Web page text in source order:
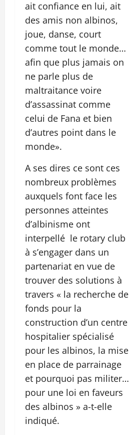
ait confiance en lui, ait
des amis non albinos,
joue, danse, court
comme tout le monde…
afin que plus jamais on
ne parle plus de
maltraitance voire
d’assassinat comme
celui de Fana et bien
d’autres point dans le
monde».
A ses dires ce sont ces
nombreux problèmes
auxquels font face les
personnes atteintes
d’albinisme ont
interpellé le rotary club
à s’engager dans un
partenariat en vue de
trouver des solutions à
travers « la recherche de
fonds pour la
construction d’un centre
hospitalier spécialisé
pour les albinos, la mise
en place de parrainage
et pourquoi pas militer…
pour une loi en faveurs
des albinos » a-t-elle
indiqué.